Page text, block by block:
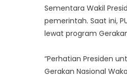
Sementara Wakil
pemerintah. Saat ini,
lewat program
“Perhatian Presiden
Gerakan Nasional